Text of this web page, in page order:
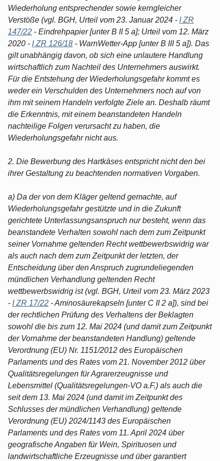
Wiederholung entsprechender sowie kerngleicher
Verstöße (vgl. BGH, Urteil vom 23. Januar 2024 - I ZR
147/22 - Eindrehpapier [unter B II 5 a]; Urteil vom 12. März
2020 - I ZR 126/18 - WarnWetter-App [unter B III 5 a]). Das
gilt unabhängig davon, ob sich eine unlautere Handlung
wirtschaftlich zum Nachteil des Unternehmers auswirkt.
Für die Entstehung der Wiederholungsgefahr kommt es
weder ein Verschulden des Unternehmers noch auf von
ihm mit seinem Handeln verfolgte Ziele an. Deshalb räumt
die Erkenntnis, mit einem beanstandeten Handeln
nachteilige Folgen verursacht zu haben, die
Wiederholungsgefahr nicht aus.
2. Die Bewerbung des Hartkäses entspricht nicht den bei
ihrer Gestaltung zu beachtenden normativen Vorgaben.
a) Da der von dem Kläger geltend gemachte, auf
Wiederholungsgefahr gestützte und in die Zukunft
gerichtete Unterlassungsanspruch nur besteht, wenn das
beanstandete Verhalten sowohl nach dem zum Zeitpunkt
seiner Vornahme geltenden Recht wettbewerbswidrig war
als auch nach dem zum Zeitpunkt der letzten, der
Entscheidung über den Anspruch zugrundeliegenden
mündlichen Verhandlung geltenden Recht
wettbewerbswidrig ist (vgl. BGH, Urteil vom 23. März 2023
- I ZR 17/22 - Aminosäurekapseln [unter C II 2 a]), sind bei
der rechtlichen Prüfung des Verhaltens der Beklagten
sowohl die bis zum 12. Mai 2024 (und damit zum Zeitpunkt
der Vornahme der beanstandeten Handlung) geltende
Verordnung (EU) Nr. 1151/2012 des Europäischen
Parlaments und des Rates vom 21. November 2012 über
Qualitätsregelungen für Agrarerzeugnisse und
Lebensmittel (Qualitätsregelungen-VO a.F.) als auch die
seit dem 13. Mai 2024 (und damit im Zeitpunkt des
Schlusses der mündlichen Verhandlung) geltende
Verordnung (EU) 2024/1143 des Europäischen
Parlaments und des Rates vom 11. April 2024 über
geografische Angaben für Wein, Spirituosen und
landwirtschaftliche Erzeugnisse und über garantiert